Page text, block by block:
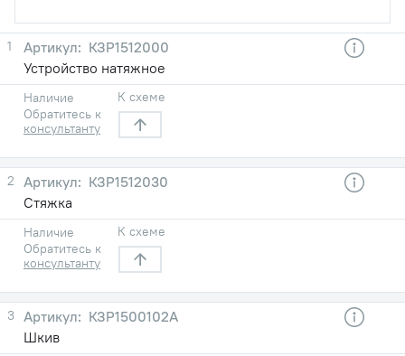
1
КЗР1512000
Устройство натяжное
Наличие
Обратитесь к
консультанту
К схеме
2
КЗР1512030
Стяжка
Наличие
Обратитесь к
консультанту
К схеме
3
КЗР1500102А
Шкив